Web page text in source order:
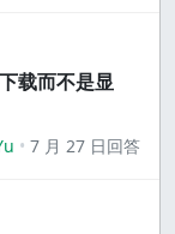
载而不是显
7 月 27 日回答